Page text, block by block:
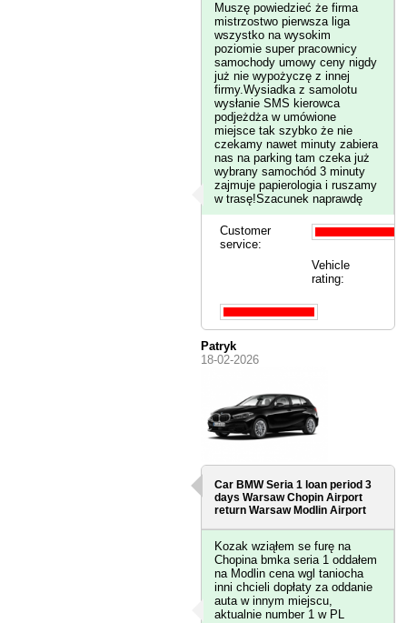
Muszę powiedzieć że firma
mistrzostwo pierwsza liga
wszystko na wysokim
poziomie super pracownicy
samochody umowy ceny nigdy
już nie wypożyczę z innej
firmy.Wysiadka z samolotu
wysłanie SMS kierowca
podjeżdża w umówione
miejsce tak szybko że nie
czekamy nawet minuty zabiera
nas na parking tam czeka już
wybrany samochód 3 minuty
zajmuje papierologia i ruszamy
w trasę!Szacunek naprawdę
Customer
service:
Vehicle
rating:
Patryk
18-02-2026
Car BMW Seria 1 loan period 3
daysWarsaw Chopin Airport
return Warsaw Modlin Airport
Kozak wziąłem se furę na
Chopina bmka seria 1 oddałem
na Modlin cena wgl taniocha
inni chcieli dopłaty za oddanie
auta w innym miejscu,
aktualnie number 1 w PL